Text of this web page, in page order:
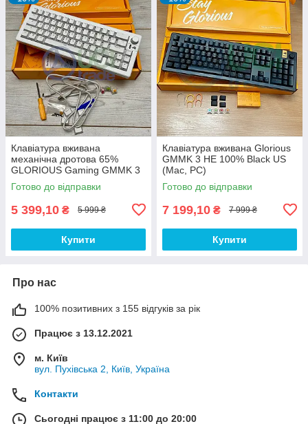
Клавіатура вживана
механічна дротова 65%
GLORIOUS Gaming GMMK 3
(Mac, PC)
Готово до відправки
5 399,10 ₴ 5 999 ₴
Купити
Клавіатура вживана Glorious
GMMK 3 HE 100% Black US
(Mac, PC)
Готово до відправки
7 199,10 ₴ 7 999 ₴
Купити
Про нас
100% позитивних з 155 відгуків за рік
Працює з 13.12.2021
м. Київ
вул. Пухівська 2, Київ, Україна
Контакти
Сьогодні працює з 11:00 до 20:00